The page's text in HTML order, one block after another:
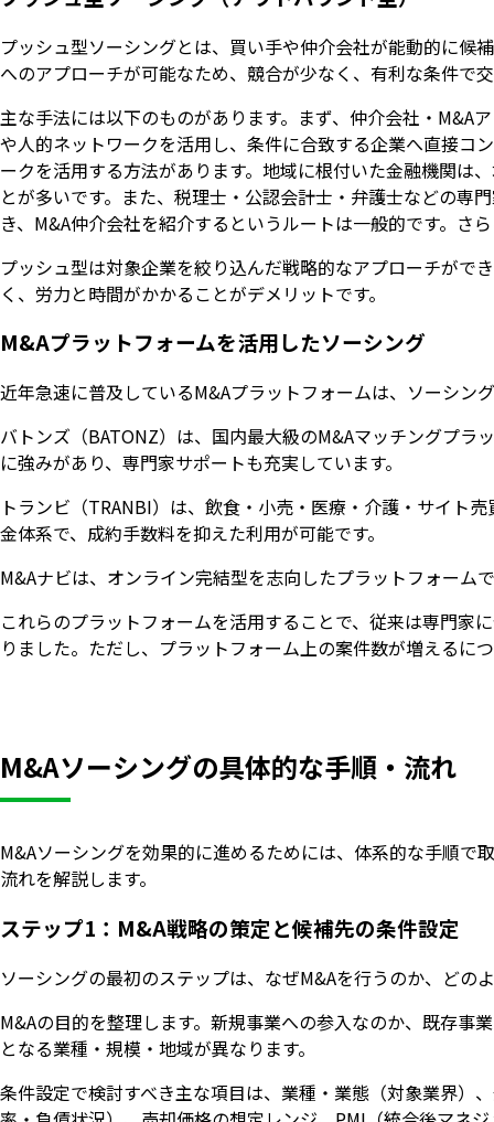
プッシュ型ソーシングとは、買い手や仲介会社が能動的に候
へのアプローチが可能なため、競合が少なく、有利な条件で
主な手法には以下のものがあります。まず、仲介会社・M&A
や人的ネットワークを活用し、条件に合致する企業へ直接コ
ークを活用する方法があります。地域に根付いた金融機関は
とが多いです。また、税理士・公認会計士・弁護士などの専
き、M&A仲介会社を紹介するというルートは一般的です。さ
プッシュ型は対象企業を絞り込んだ戦略的なアプローチがで
く、労力と時間がかかることがデメリットです。
M&Aプラットフォームを活用したソーシング
近年急速に普及しているM&Aプラットフォームは、ソーシン
バトンズ（BATONZ）は、国内最大級のM&Aマッチングプラ
に強みがあり、専門家サポートも充実しています。
トランビ（TRANBI）は、飲食・小売・医療・介護・サイト
金体系で、成約手数料を抑えた利用が可能です。
M&Aナビは、オンライン完結型を志向したプラットフォーム
これらのプラットフォームを活用することで、従来は専門家
りました。ただし、プラットフォーム上の案件数が増えるに
M&Aソーシングの具体的な手順・流れ
M&Aソーシングを効果的に進めるためには、体系的な手順
流れを解説します。
ステップ1：M&A戦略の策定と候補先の条件設定
ソーシングの最初のステップは、なぜM&Aを行うのか、どの
M&Aの目的を整理します。新規事業への参入なのか、既存事
となる業種・規模・地域が異なります。
条件設定で検討すべき主な項目は、業種・業態（対象業界）